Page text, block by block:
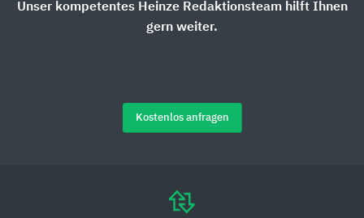
Unser kompetentes Heinze Redaktionsteam hilft Ihnen
gern weiter.
Kostenlos anfragen